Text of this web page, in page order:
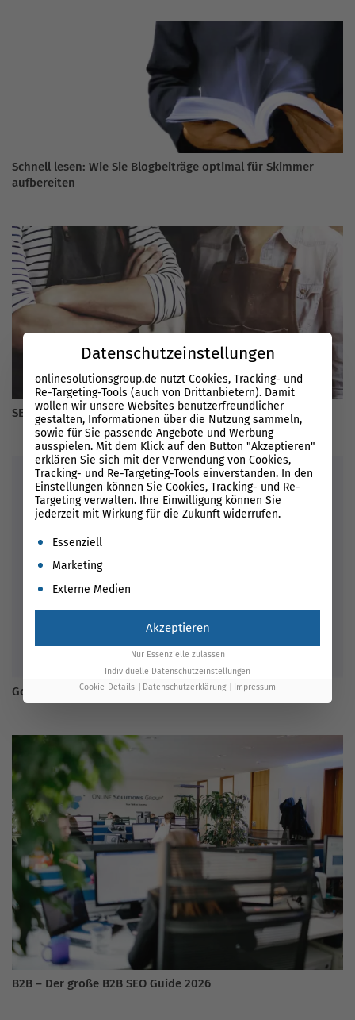
Schnell lesen: Wie Sie Blogbeiträge optimal für Skimmer
aufbereiten
SEO selber machen im Jahr 2026
Google Search Console entfernt Rich Results Suchanzeige
B2B – Der große B2B SEO Guide 2026
Datenschutzeinstellungen
onlinesolutionsgroup.de nutzt Cookies, Tracking- und
Re-Targeting-Tools (auch von Drittanbietern). Damit
wollen wir unsere Websites benutzerfreundlicher
gestalten, Informationen über die Nutzung sammeln,
sowie für Sie passende Angebote und Werbung
ausspielen. Mit dem Klick auf den Button "Akzeptieren"
erklären Sie sich mit der Verwendung von Cookies,
Tracking- und Re-Targeting-Tools einverstanden. In den
Einstellungen können Sie Cookies, Tracking- und Re-
Targeting verwalten. Ihre Einwilligung können Sie
jederzeit mit Wirkung für die Zukunft widerrufen.
Es folgt eine Liste der Service-Gruppen, für die eine
Essenziell
Marketing
Externe Medien
Akzeptieren
Nur Essenzielle zulassen
Individuelle Datenschutzeinstellungen
Cookie-Details
Datenschutzerklärung Impressum